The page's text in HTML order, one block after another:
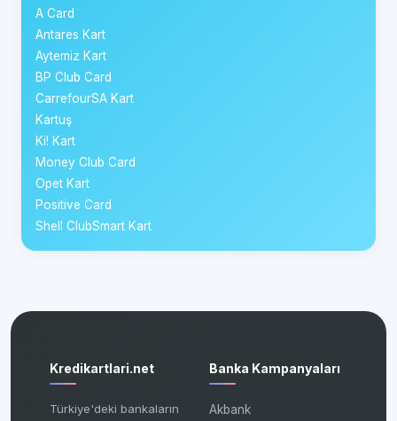
A Card
Antares Kart
Aytemiz Kart
BP Club Card
CarrefourSA Kart
Kartuş
Ki! Kart
Money Club Card
Opet Kart
Positive Card
Shell ClubSmart Kart
Kredikartlari.net
Türkiye'deki bankaların
Banka Kampanyaları
Akbank